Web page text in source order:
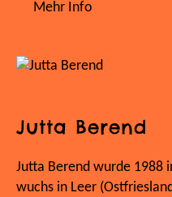
Mehr Info
Jutta Berend
Jutta Berend wurde 1988
wuchs in Leer